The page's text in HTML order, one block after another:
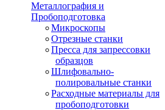
Металлография и
Пробоподготовка
Микроскопы
Отрезные станки
Пресса для запрессовки
образцов
Шлифовально-
полировальные станки
Расходные материалы для
пробоподготовки